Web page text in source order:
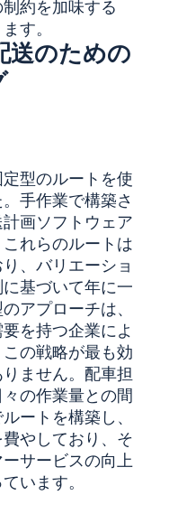
約を加味する
す。
送のための
型のルートを使
手作業で構築さ
画ソフトウェア
れらのルートは
、バリエーショ
基づいて年に一
アプローチは、
を持つ企業によ
の戦略が最も効
ません。配車担
の作業量との間
ートを構築し、
やしており、そ
サービスの向上
います。